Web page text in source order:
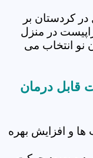
در کردستان بر
در منزل
نو انتخاب می
قابل درمان
و افزایش بهره